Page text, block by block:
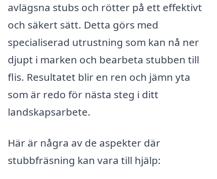
avlägsna stubs och rötter på ett effektivt
och säkert sätt. Detta görs med
specialiserad utrustning som kan nå ner
djupt i marken och bearbeta stubben till
flis. Resultatet blir en ren och jämn yta
som är redo för nästa steg i ditt
landskapsarbete.
Här är några av de aspekter där
stubbfräsning kan vara till hjälp: